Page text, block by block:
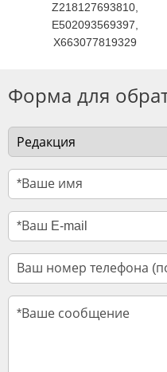
Z218127693810,
E502093569397,
X663077819329
Форма для